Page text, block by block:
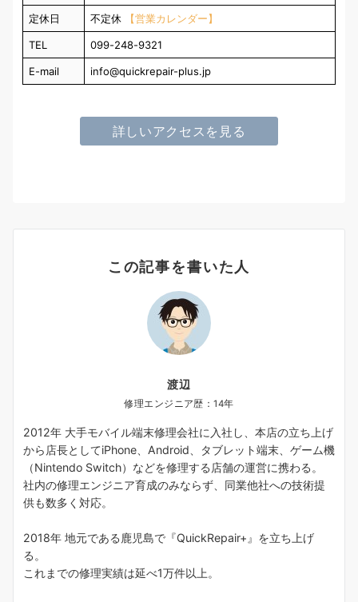
定休日 不定休 【営業カレンダー】
TEL 099-248-9321
E-mail info@quickrepair-plus.jp
詳しいアクセスを見る
この記事を書いた人
渡辺
修理エンジニア歴：14年
2012年 大手モバイル端末修理会社に入社し、本店の立ち上げ
から店長としてiPhone、Android、タブレット端末、ゲーム機
（Nintendo Switch）などを修理する店舗の運営に携わる。
社内の修理エンジニア育成のみならず、同業他社への技術提
供も数多く対応。
2018年 地元である鹿児島で『QuickRepair+』を立ち上げ
る。
これまでの修理実績は延べ1万件以上。